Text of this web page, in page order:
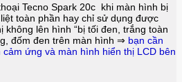
Tecno Spark 20c khi màn hình bị
toàn phần hay chỉ sử dụng được
không lên hình “bị tối đen, trắng toàn
đốm đen trên màn hình ⇒ bạn cần
cảm ứng và màn hình hiển thị LCD bên